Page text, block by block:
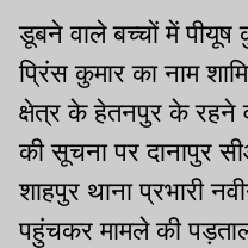
डूबने वाले बच्चों में
प्रिंस कुमार का नाम
क्षेत्र के हेतनपुर के रहने
की सूचना पर दानापुर
शाहपुर थाना प्रभारी
पहुंचकर मामले की